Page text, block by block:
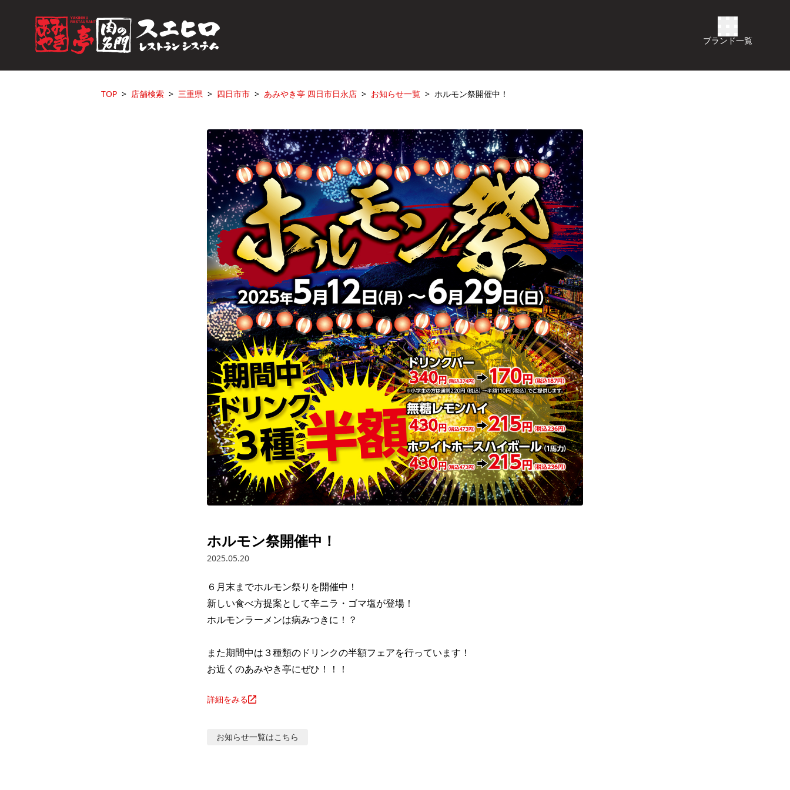
ブランド一覧
TOP 店舗検索 三重県 四日市市 あみやき亭 四日市日永店 お知らせ一覧 ホルモン祭開催中！
ホルモン祭開催中！
2025.05.20
６月末までホルモン祭りを開催中！
新しい食べ方提案として辛ニラ・ゴマ塩が登場！
ホルモンラーメンは病みつきに！？
また期間中は３種類のドリンクの半額フェアを行っています！
お近くのあみやき亭にぜひ！！！
詳細をみる
お知らせ一覧はこちら